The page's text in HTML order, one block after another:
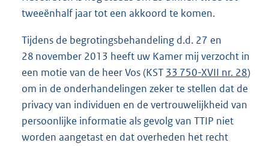
tweeënhalf jaar tot een akkoord te komen.
Tijdens de begrotingsbehandeling d.d. 27 en
28 november 2013 heeft uw Kamer mij verzocht in
een motie van de heer Vos (KST 33 750-XVII nr. 28)
om in de onderhandelingen zeker te stellen dat de
privacy van individuen en de vertrouwelijkheid van
persoonlijke informatie als gevolg van TTIP niet
worden aangetast en dat overheden het recht